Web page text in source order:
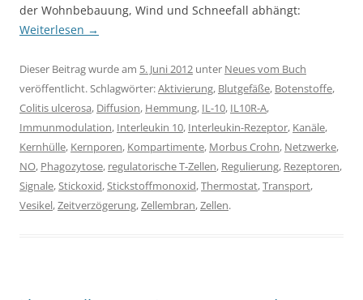
der Wohnbebauung, Wind und Schneefall abhängt:
Weiterlesen →
Dieser Beitrag wurde am 5. Juni 2012 unter Neues vom Buch
veröffentlicht. Schlagwörter:Aktivierung, Blutgefäße, Botenstoffe,
Colitis ulcerosa, Diffusion, Hemmung, IL-10, IL10R-A,
Immunmodulation, Interleukin 10, Interleukin-Rezeptor, Kanäle,
Kernhülle, Kernporen, Kompartimente, Morbus Crohn, Netzwerke,
NO, Phagozytose, regulatorische T-Zellen, Regulierung, Rezeptoren,
Signale,Stickoxid,Stickstoffmonoxid,Thermostat,Transport,
Vesikel,Zeitverzögerung,Zellembran,Zellen.